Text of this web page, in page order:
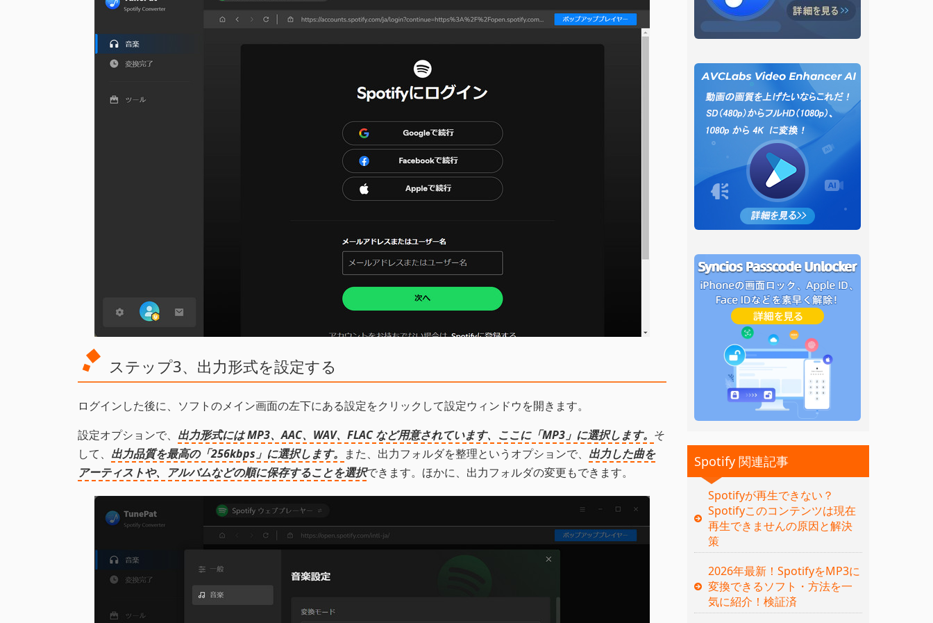
ステップ3、出力形式を設定する
ログインした後に、ソフトのメイン画面の左下にある設定をクリックして設定ウィンドウを開きます。
設定オプションで、 出力形式には MP3、AAC、WAV、FLAC など用意されています、ここに「MP3」に選択します。 そ
して、 出力品質を最高の「256kbps」に選択します。 また、出力フォルダを整理というオプションで、 出力した曲を
アーティストや、アルバムなどの順に保存することを選択できます。ほかに、出力フォルダの変更もできます。
Spotify 関連記事
Spotifyが再生できない？
Spotifyこのコンテンツは現在
再生できませんの原因と解決
策
2026年最新！SpotifyをMP3に
変換できるソフト・方法を一
気に紹介！検証済